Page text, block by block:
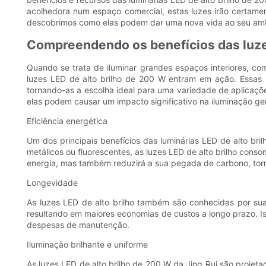
acolhedora num espaço comercial, estas luzes irão
descobrimos como elas podem dar uma nova vida ao seu
Compreendendo os benefícios das
Quando se trata de iluminar grandes espaços interiores,
luzes LED de alto brilho de 200 W entram em ação.
tornando-as a escolha ideal para uma variedade de
elas podem causar um impacto significativo na iluminação
Eficiência energética
Um dos principais benefícios das luminárias LED de alto
metálicos ou fluorescentes, as luzes LED de alto brilho
energia, mas também reduzirá a sua pegada de carbono,
Longevidade
As luzes LED de alto brilho também são conhecidas por
resultando em maiores economias de custos a longo
despesas de manutenção.
Iluminação brilhante e uniforme
As luzes LED de alto brilho de 200 W da Jing Rui são